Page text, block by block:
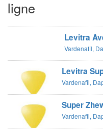
ligne
Levitra
Vardenafil,
Levitra
Vardenafil,
Super
Vardenafil,